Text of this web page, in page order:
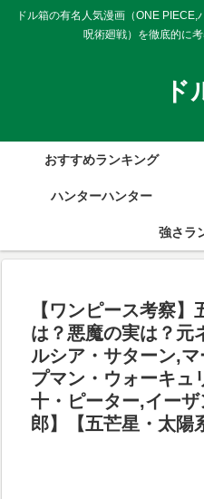
ドル箱の有名人気漫画（ONE
呪術廻戦）を徹底的に
ド
おすすめランキング
ハンターハンター
強さラ
【ワンピース考察
は？悪魔の実は？元
ルシア・サターン,
プマン・ウォーキュ
十・ピーター,イー
郎】【五芒星・太陽